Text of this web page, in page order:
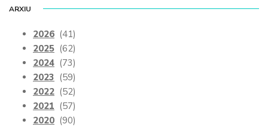
ARXIU
2026 (41)
2025 (62)
2024 (73)
2023 (59)
2022 (52)
2021 (57)
2020 (90)